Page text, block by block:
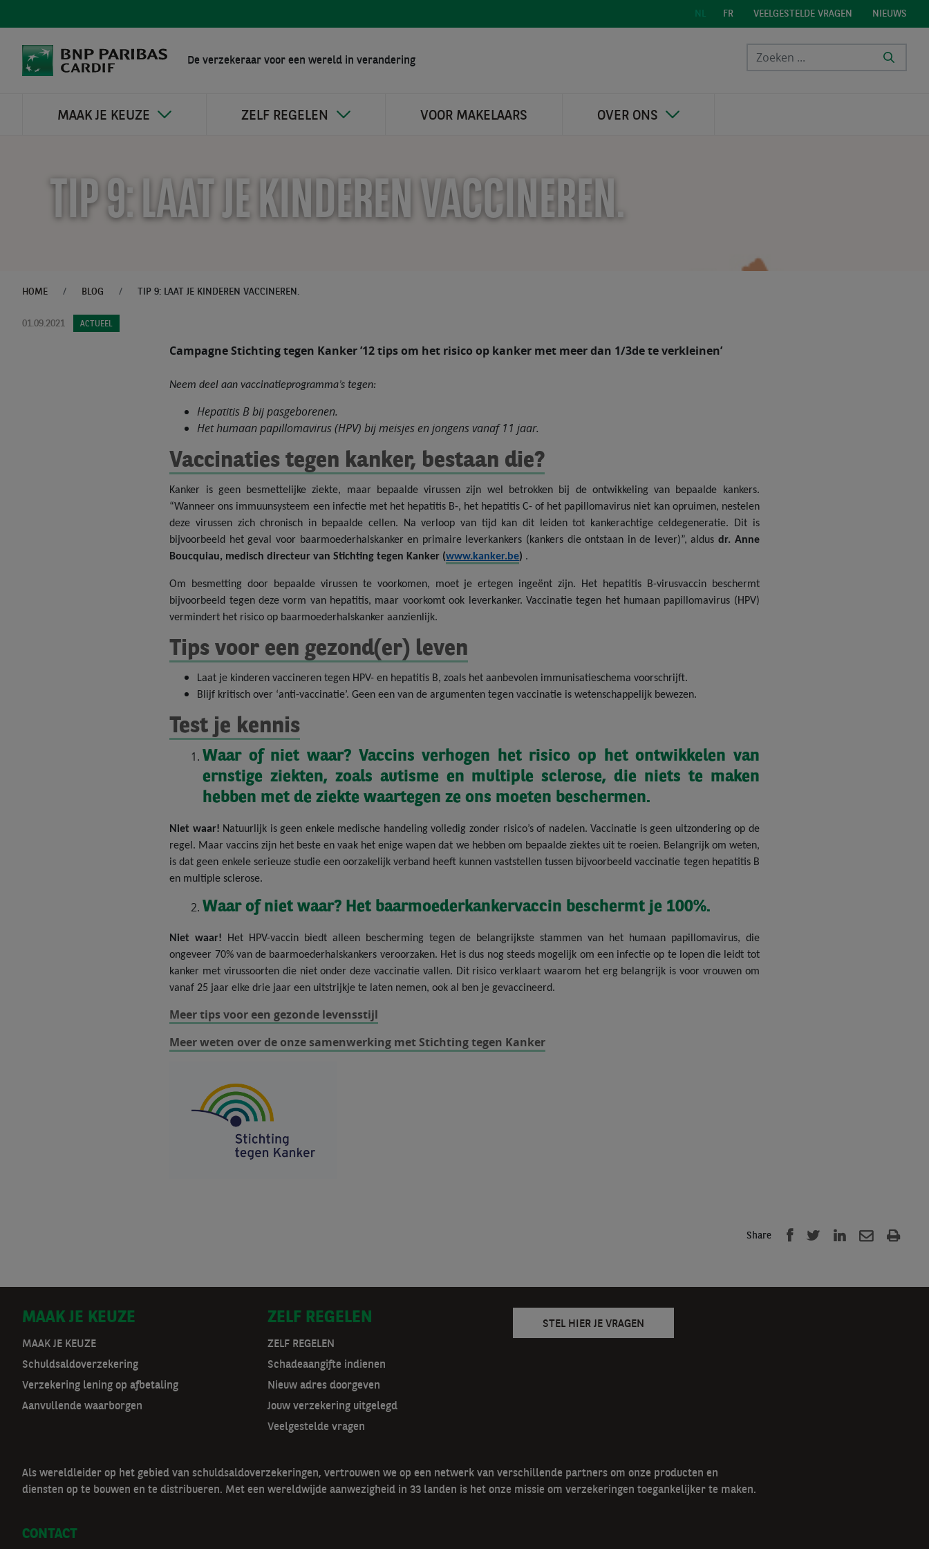
NL FR VEELGESTELDE VRAGEN NIEUWS
De verzekeraar voor een wereld in verandering
MAAK JE KEUZE ZELF REGELEN VOOR MAKELAARS OVER ONS
TIP 9: LAAT JE KINDEREN VACCINEREN.
HOME BLOG TIP 9: LAAT JE KINDEREN VACCINEREN.
01.09.2021 ACTUEEL
Campagne Stichting tegen Kanker ’12 tips om het risico op kanker met meer dan 1/3de te verkleinen’
Neem deel aan vaccinatieprogramma’s tegen:
Hepatitis B bij pasgeborenen.
Het humaan papillomavirus (HPV) bij meisjes en jongens vanaf 11 jaar.
Vaccinaties tegen kanker, bestaan die?
Kanker is geen besmettelijke ziekte, maar bepaalde virussen zijn wel betrokken bij de ontwikkeling van bepaalde kankers.
“Wanneer ons immuunsysteem een infectie met het hepatitis B-, het hepatitis C- of het papillomavirus niet kan opruimen, nestelen
deze virussen zich chronisch in bepaalde cellen. Na verloop van tijd kan dit leiden tot kankerachtige celdegeneratie. Dit is
bijvoorbeeld het geval voor baarmoederhalskanker en primaire leverkankers (kankers die ontstaan in de lever)”, aldusdr. Anne
Boucquiau, medisch directeur van Stichting tegen Kanker (www.kanker.be) .
Om besmetting door bepaalde virussen te voorkomen, moet je ertegen ingeënt zijn. Het hepatitis B-virusvaccin beschermt
bijvoorbeeld tegen deze vorm van hepatitis, maar voorkomt ook leverkanker. Vaccinatie tegen het humaan papillomavirus (HPV)
vermindert het risico op baarmoederhalskanker aanzienlijk.
Tips voor een gezond(er) leven
Laat je kinderen vaccineren tegen HPV- en hepatitis B, zoals het aanbevolen immunisatieschema voorschrijft.
Blijf kritisch over ‘anti-vaccinatie’. Geen een van de argumenten tegen vaccinatie is wetenschappelijk bewezen.
Test je kennis
Waar of niet waar? Vaccins verhogen het risico op het ontwikkelen van
ernstige ziekten, zoals autisme en multiple sclerose, die niets te maken
hebben met de ziekte waartegen ze ons moeten beschermen.
Niet waar! Natuurlijk is geen enkele medische handeling volledig zonder risico’s of nadelen. Vaccinatie is geen uitzondering op de
regel. Maar vaccins zijn het beste en vaak het enige wapen dat we hebben om bepaalde ziektes uit te roeien. Belangrijk om weten,
is dat geen enkele serieuze studie een oorzakelijk verband heeft kunnen vaststellen tussen bijvoorbeeld vaccinatie tegen hepatitis B
en multiple sclerose.
Waar of niet waar? Het baarmoederkankervaccin beschermt je 100%.
Niet waar! Het HPV-vaccin biedt alleen bescherming tegen de belangrijkste stammen van het humaan papillomavirus, die
ongeveer 70% van de baarmoederhalskankers veroorzaken. Het is dus nog steeds mogelijk om een infectie op te lopen die leidt tot
kanker met virussoorten die niet onder deze vaccinatie vallen. Dit risico verklaart waarom het erg belangrijk is voor vrouwen om
vanaf 25 jaar elke drie jaar een uitstrijkje te laten nemen, ook al ben je gevaccineerd.
Meer tips voor een gezonde levensstijl
Meer weten over de onze samenwerking met Stichting tegen Kanker
Share
D
o
o
r
t
a
MAAK JE KEUZE
MAAK JE KEUZE
Schuldsaldoverzekering
Verzekering lening op afbetaling
Aanvullende waarborgen
ZELF REGELEN
ZELF REGELEN
Schadeaangifte indienen
Nieuw adres doorgeven
Jouw verzekering uitgelegd
Veelgestelde vragen
STEL HIER JE VRAGEN
Als wereldleider op het gebied van schuldsaldoverzekeringen, vertrouwen we op een netwerk van verschillende partners om onze producten en
diensten op te bouwen en te distribueren. Met een wereldwijde aanwezigheid in 33 landen is het onze missie om verzekeringen toegankelijker te maken.
CONTACT